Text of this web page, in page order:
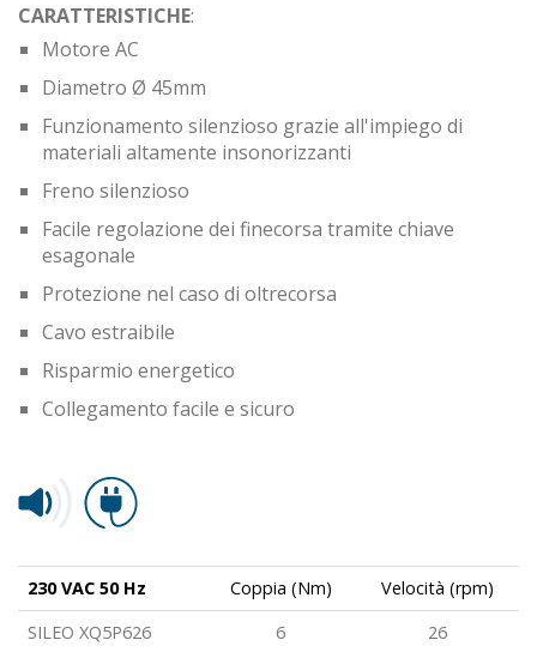
CARATTERISTICHE:
Motore AC
Diametro Ø 45mm
Funzionamento silenzioso grazie all'impiego di
materiali altamente insonorizzanti
Freno silenzioso
Facile regolazione dei finecorsa tramite chiave
esagonale
Protezione nel caso di oltrecorsa
Cavo estraibile
Risparmio energetico
Collegamento facile e sicuro
230 VAC 50 Hz Coppia (Nm)
Velocità (rpm)
SILEO XQ5P626
6
26